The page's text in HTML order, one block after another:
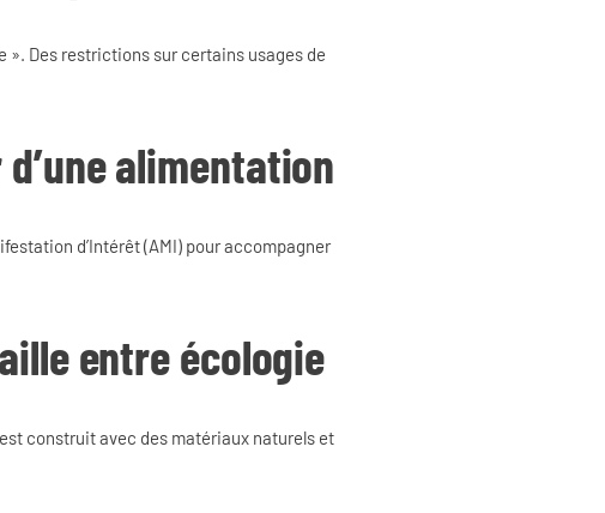
». Des restrictions sur certains usages de
alimentation
d’Intérêt (AMI) pour accompagner
entre écologie
construit avec des matériaux naturels et